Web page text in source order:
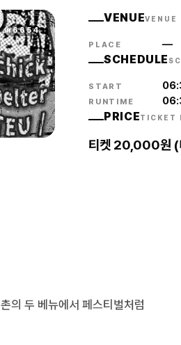
#6654
VENUEVENUE
PLACE —
SCHEDULE
START
RUNTIME
PRICETICKET
티켓 20,000원 (
의 두 베뉴에서 페스티벌처럼